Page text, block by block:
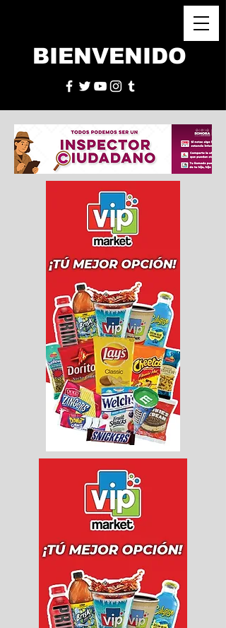
BIENVENIDO